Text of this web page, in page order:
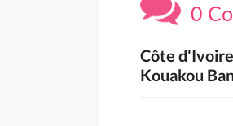
0
Côte
Kouakou